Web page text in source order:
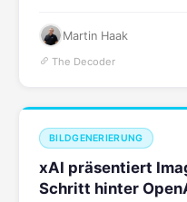
Martin Haak
The Decoder
BILDGENERIERUNG
xAI präsentiert
Schritt hinter